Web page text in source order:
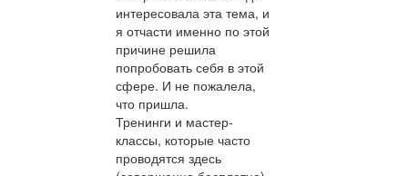
интересовала эта тема, и
я отчасти именно по этой
причине решила
попробовать себя в этой
сфере. И не пожалела,
что пришла.
Тренинги и мастер-
классы, которые часто
проводятся здесь